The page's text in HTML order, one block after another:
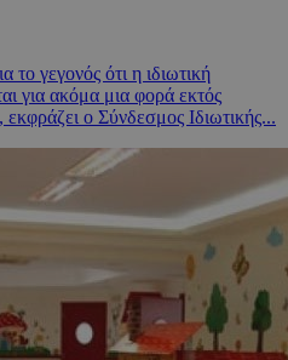
γεγονός ότι η ιδιωτική
για ακόμα μια φορά εκτός
ο Σύνδεσμος Ιδιωτικής...